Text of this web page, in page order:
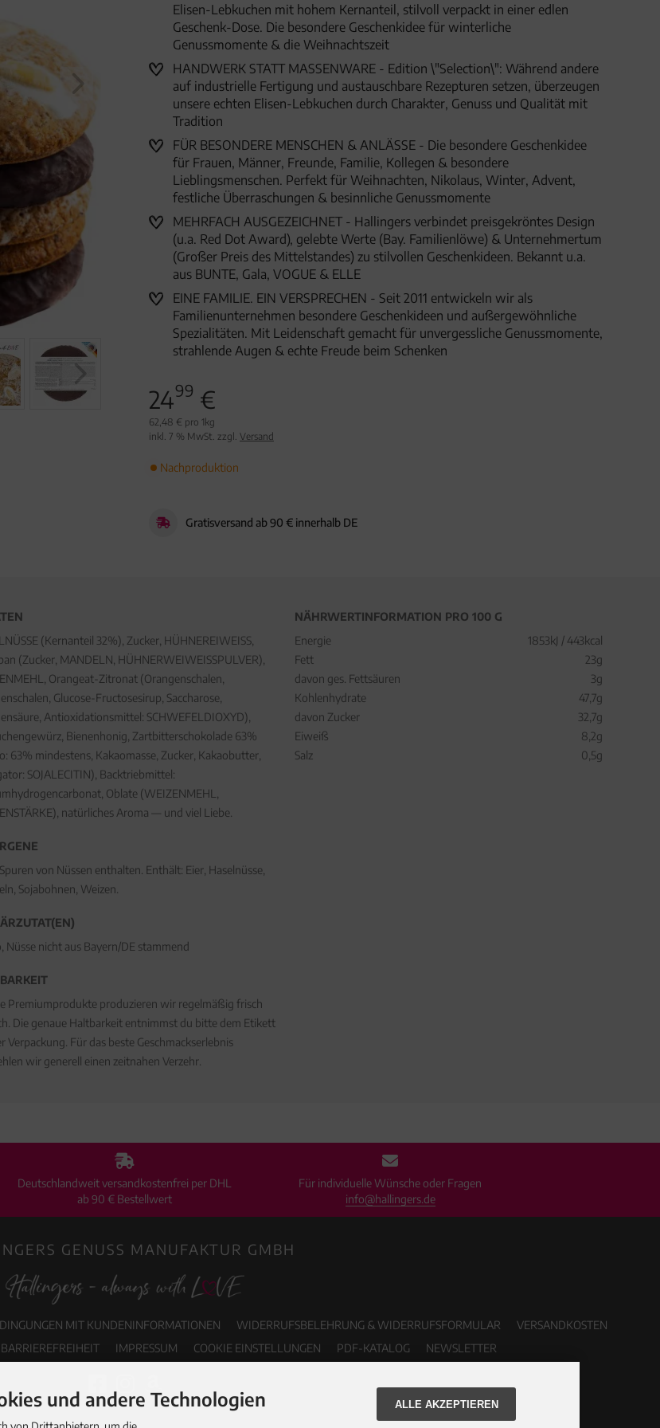
Elisen-Lebkuchen mit hohem Kernanteil, stilvoll verpackt in einer edlen
Geschenk-Dose. Die besondere Geschenkidee für winterliche
Genussmomente & die Weihnachtszeit
HANDWERK STATT MASSENWARE - Edition \"Selection\": Während andere
auf industrielle Fertigung und austauschbare Rezepturen setzen, überzeugen
unsere echten Elisen-Lebkuchen durch Charakter, Genuss und Qualität mit
Tradition
FÜR BESONDERE MENSCHEN & ANLÄSSE - Die besondere Geschenkidee
für Frauen, Männer, Freunde, Familie, Kollegen & besondere
Lieblingsmenschen. Perfekt für Weihnachten, Nikolaus, Winter, Advent,
festliche Überraschungen & besinnliche Genussmomente
MEHRFACH AUSGEZEICHNET - Hallingers verbindet preisgekröntes Design
(u.a. Red Dot Award), gelebte Werte (Bay. Familienlöwe) & Unternehmertum
(Großer Preis des Mittelstandes) zu stilvollen Geschenkideen. Bekannt u.a.
aus BUNTE, Gala, VOGUE & ELLE
EINE FAMILIE. EIN VERSPRECHEN - Seit 2011 entwickeln wir als
Familienunternehmen besondere Geschenkideen und außergewöhnliche
Spezialitäten. Mit Leidenschaft gemacht für unvergessliche Genussmomente,
strahlende Augen & echte Freude beim Schenken
2499 €
62,48 € pro 1kg
inkl. 7 % MwSt. zzgl. Versand
Nachproduktion
Gratisversand ab 90 € innerhalb DE
(Kernanteil 32%), Zucker, HÜHNEREIWEISS,
(Zucker, MANDELN, HÜHNERWEIWEISSPULVER),
Orangeat-Zitronat (Orangenschalen,
Glucose-Fructosesirup, Saccharose,
Antioxidationsmittel: SCHWEFELDIOXYD),
Bienenhonig, Zartbitterschokolade 63%
63% mindestens, Kakaomasse, Zucker, Kakaobutter,
SOJALECITIN), Backtriebmittel:
Oblate (WEIZENMEHL,
natürliches Aroma — und viel Liebe.
von Nüssen enthalten. Enthält: Eier, Haselnüsse,
Sojabohnen, Weizen.
Nüsse nicht aus Bayern/DE stammend
Premiumprodukte produzieren wir regelmäßig frisch
Die genaue Haltbarkeit entnimmst du bitte dem Etikett
Verpackung. Für das beste Geschmackserlebnis
wir generell einen zeitnahen Verzehr.
NÄHRWERTINFORMATION PRO 100 G
Energie
1853kJ / 443kcal
Fett
23g
davon ges. Fettsäuren
3g
Kohlenhydrate
47,7g
davon Zucker
32,7g
Eiweiß
8,2g
Salz
0,5g
Deutschlandweit versandkostenfrei per DHL
ab 90 € Bestellwert
Für individuelle Wünsche oder Fragen
info@hallingers.de
GENUSS MANUFAKTUR GMBH
MIT KUNDENINFORMATIONEN WIDERRUFSBELEHRUNG & WIDERRUFSFORMULAR
VERSANDKOSTEN
IMPRESSUM COOKIE EINSTELLUNGEN PDF-KATALOG NEWSLETTER
und andere Technologien ALLE AKZEPTIEREN